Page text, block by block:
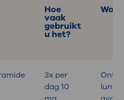
Hoe
vaak
gebruikt
u het?
3x per
dag 10
lunch,